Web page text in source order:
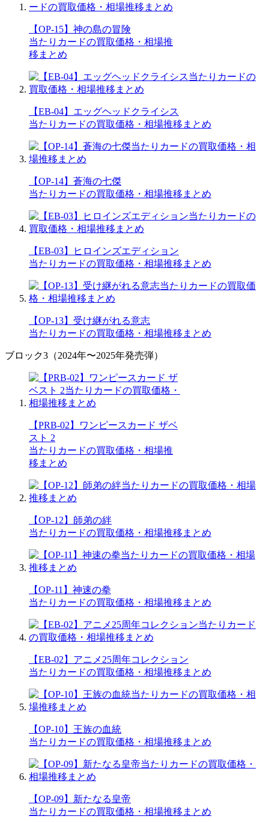
【OP-15】神の島の冒険
当たりカードの買取価格・相場推
移まとめ
【EB-04】エッグヘッドクライシス
当たりカードの買取価格・相場推移まとめ
【OP-14】蒼海の七傑
当たりカードの買取価格・相場推移まとめ
【EB-03】ヒロインズエディション
当たりカードの買取価格・相場推移まとめ
【OP-13】受け継がれる意志
当たりカードの買取価格・相場推移まとめ
ブロック3（2024年〜2025年発売弾）
【PRB-02】ワンピースカード ザベ
スト 2
当たりカードの買取価格・相場推
移まとめ
【OP-12】師弟の絆
当たりカードの買取価格・相場推移まとめ
【OP-11】神速の拳
当たりカードの買取価格・相場推移まとめ
【EB-02】アニメ25周年コレクション
当たりカードの買取価格・相場推移まとめ
【OP-10】王族の血統
当たりカードの買取価格・相場推移まとめ
【OP-09】新たなる皇帝
当たりカードの買取価格・相場推移まとめ